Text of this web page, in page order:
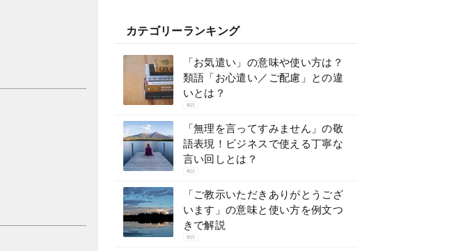
カテゴリーランキング
「お気遣い」の意味や使い方は？
類語「お心遣い／ご配慮」との違
いとは？
敬語
「無理を言ってすみません」の敬
語表現！ビジネスで使える丁寧な
言い回しとは？
敬語
「ご教示いただきありがとうござ
います」の意味と使い方を例文つ
きで解説
敬語